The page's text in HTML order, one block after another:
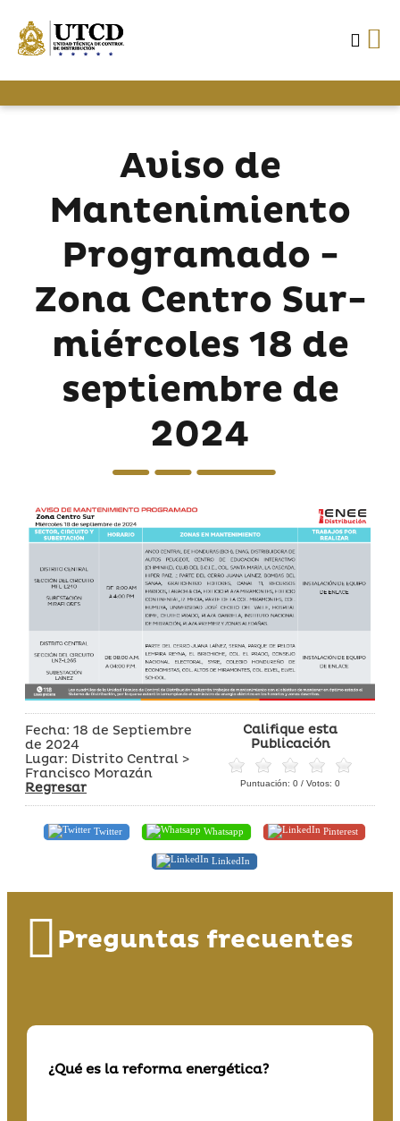
Aviso de
Mantenimiento
Programado -
Zona Centro Sur-
miércoles 18 de
septiembre de
2024
Fecha: 18 de Septiembre
de 2024
Lugar: Distrito Central >
Francisco Morazán
Regresar
Califique esta
Publicación
Puntuación: 0 / Votos: 0
Twitter Whatsapp Pinterest
LinkedIn
Preguntas frecuentes
¿Qué es la reforma energética?